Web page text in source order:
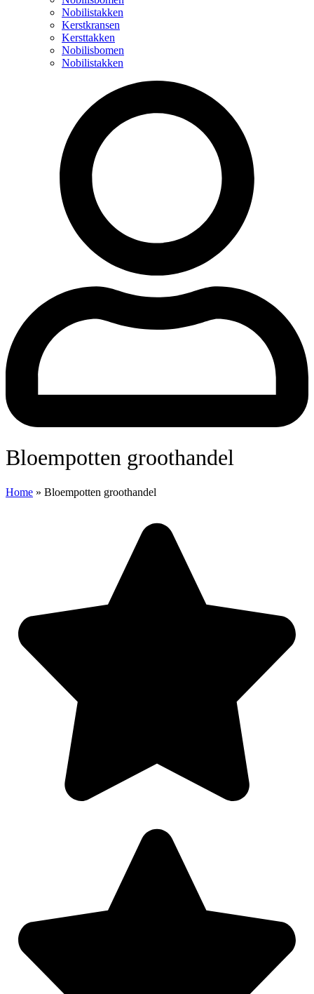
Nobilistakken
Kerstkransen
Kersttakken
Nobilisbomen
Nobilistakken
Bloempotten groothandel
Home » Bloempotten groothandel